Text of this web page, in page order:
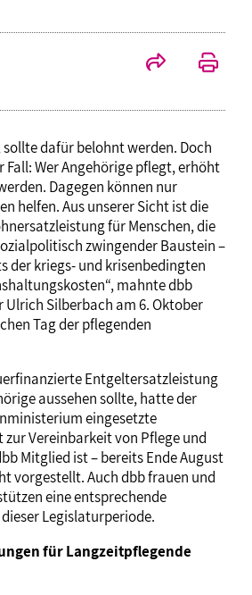
sollte dafür belohnt werden. Doch
Fall: Wer Angehörige pflegt, erhöht
Dagegen können nur
helfen. Aus unserer Sicht ist die
für Menschen, die
zwingender Baustein –
der kriegs- und krisenbedingten
mahnte dbb
Ulrich Silberbach am 6. Oktober
Tag der pflegenden
Entgeltersatzleistung
aussehen sollte, hatte der
eingesetzte
Vereinbarkeit von Pflege und
Mitglied ist – bereits Ende August
vorgestellt. Auch dbb frauen und
eine entsprechende
Legislaturperiode.
für Langzeitpflegende